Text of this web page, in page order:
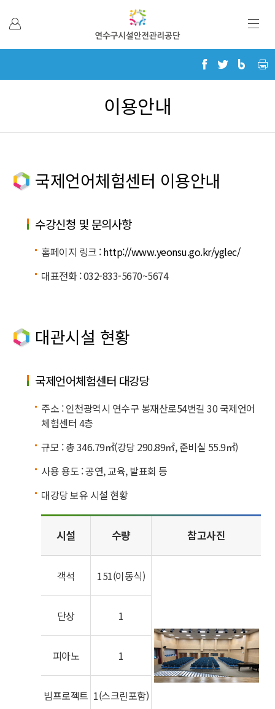
이용안내
국제언어체험센터 이용안내
수강신청 및 문의사항
홈페이지 링크 :http://www.yeonsu.go.kr/yglec/
대표전화 : 032-833-5670~5674
대관시설 현황
국제언어체험센터 대강당
주소 : 인천광역시 연수구 봉재산로54번길 30 국제언어
체험센터 4층
규모 : 총 346.79㎡(강당 290.89㎡, 준비실 55.9㎡)
사용 용도 : 공연, 교육, 발표회 등
대강당 보유 시설 현황
시설 수량 참고사진
객석 151(이동식)
단상 1
피아노 1
빔프로젝트 1(스크린포함)